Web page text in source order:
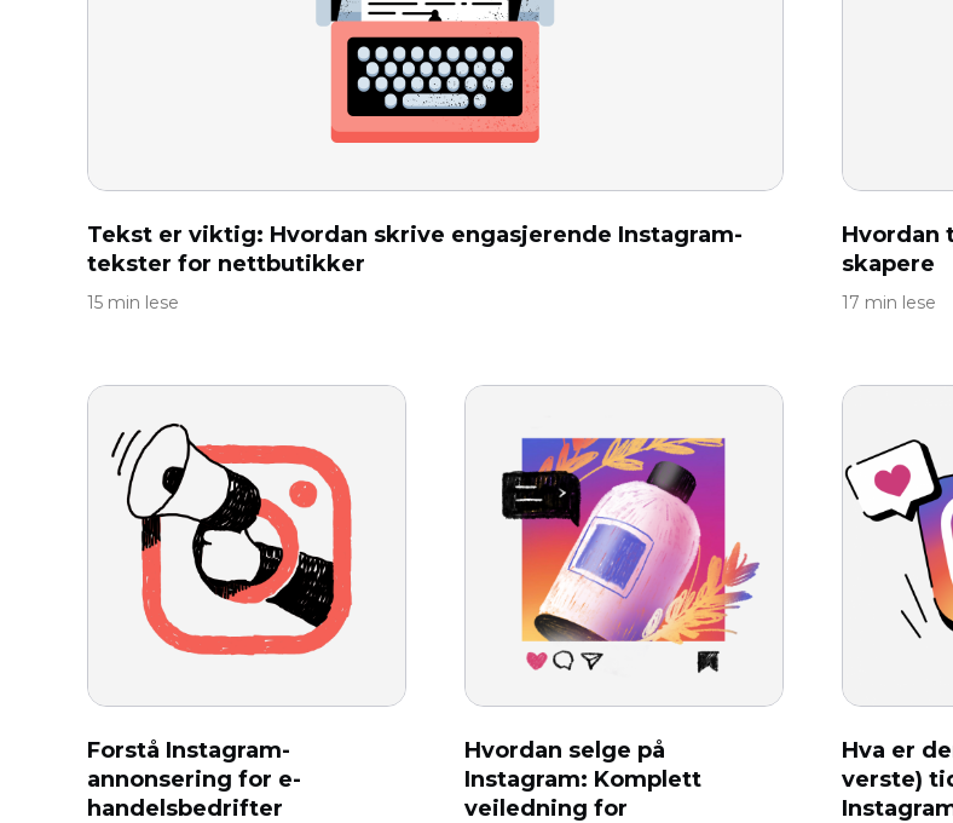
Tekst er viktig: Hvordan skrive engasjerende Instagram-
tekster for nettbutikker
15 min lese
Hvordan
skapere
17 min lese
Forstå Instagram-
annonsering for e-
handelsbedrifter
Hvordan selge på
Instagram: Komplett
veiledning for
Hva er
verste)